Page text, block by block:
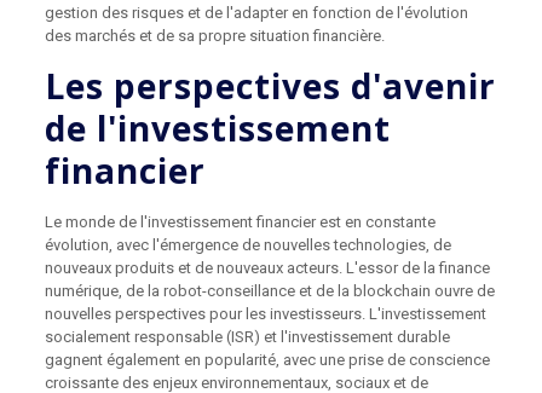
gestion des risques et de l'adapter en fonction de l'évolution
des marchés et de sa propre situation financière.
Les perspectives d'avenir
de l'investissement
financier
Le monde de l'investissement financier est en constante
évolution, avec l'émergence de nouvelles technologies, de
nouveaux produits et de nouveaux acteurs. L'essor de la finance
numérique, de la robot-conseillance et de la blockchain ouvre de
nouvelles perspectives pour les investisseurs. L'investissement
socialement responsable (ISR) et l'investissement durable
gagnent également en popularité, avec une prise de conscience
croissante des enjeux environnementaux, sociaux et de